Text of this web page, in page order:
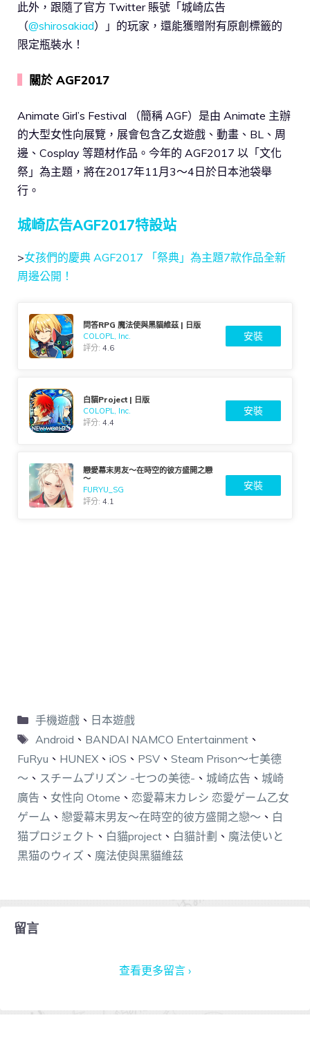
此外，跟隨了官方 Twitter 賬號「城崎広告
（@shirosakiad）」的玩家，還能獲贈附有原創標籤的
限定瓶裝水！
關於 AGF2017
Animate Girl’s Festival （簡稱 AGF）是由 Animate 主辦
的大型女性向展覽，展會包含乙女遊戲、動畫、BL、周
邊、Cosplay 等題材作品。今年的 AGF2017 以「文化
祭」為主題，將在2017年11月3～4日於日本池袋舉
行。
城崎広告AGF2017特設站
>女孩們的慶典 AGF2017 「祭典」為主題7款作品全新
周邊公開！
問答RPG 魔法使與黑貓維茲 | 日版
COLOPL, Inc.
評分:4.6
安裝
白貓Project | 日版
COLOPL, Inc.
評分:4.4
安裝
戀愛幕末男友～在時空的彼方盛開之戀
～
FURYU_SG
評分:4.1
安裝
手機遊戲、 日本遊戲
Android 、 BANDAI NAMCO Entertainment、
FuRyu 、 HUNEX 、 iOS 、 PSV 、 Steam Prison～七美德
～ 、 スチームプリズン -七つの美徳- 、 城崎広告 、 城崎
廣告 、 女性向 Otome 、 恋愛幕末カレシ 恋愛ゲーム乙女
ゲーム 、 戀愛幕末男友～在時空的彼方盛開之戀～ 、 白
猫プロジェクト 、 白貓project 、 白貓計劃 、 魔法使いと
黒猫のウィズ 、 魔法使與黑貓維茲
留言
查看更多留言 ›